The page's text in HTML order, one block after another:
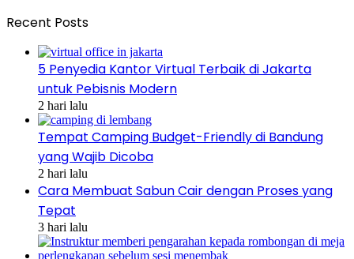
Recent Posts
5 Penyedia Kantor Virtual Terbaik di Jakarta
untuk Pebisnis Modern
2 hari lalu
Tempat Camping Budget-Friendly di Bandung
yang Wajib Dicoba
2 hari lalu
Cara Membuat Sabun Cair dengan Proses yang
Tepat
3 hari lalu